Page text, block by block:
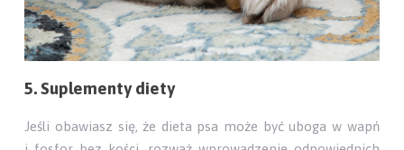
5. Suplementy diety
Jeśli obawiasz się, że dieta psa może być uboga w wapń